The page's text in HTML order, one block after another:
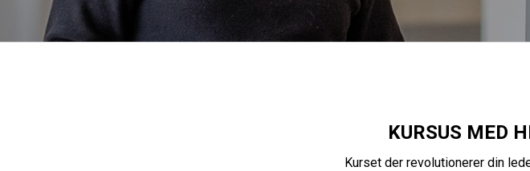
KURSUS MED
Kurset der revolutionerer din